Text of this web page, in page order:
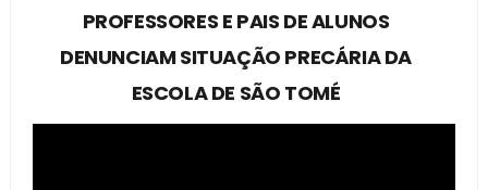
PROFESSORES E PAIS DE ALUNOS
DENUNCIAM SITUAÇÃO PRECÁRIA DA
ESCOLA DE SÃO TOMÉ